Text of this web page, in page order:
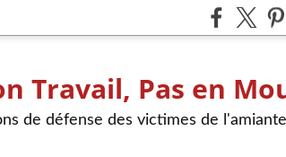
Travail, Pas en
de défense des victimes de